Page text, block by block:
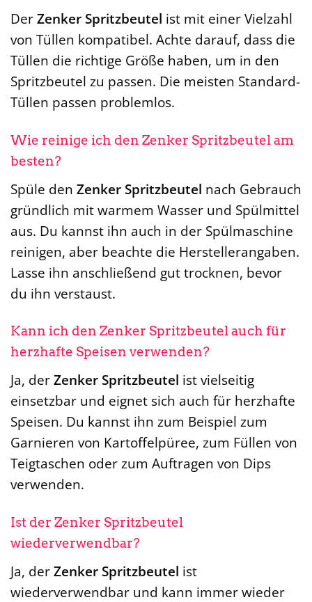
DerZenker Spritzbeutel ist mit einer Vielzahl
von Tüllen kompatibel. Achte darauf, dass die
Tüllen die richtige Größe haben, um in den
Spritzbeutel zu passen. Die meisten Standard-
Tüllen passen problemlos.
Wie reinige ich den Zenker Spritzbeutel am
besten?
Spüle den Zenker Spritzbeutel nach Gebrauch
gründlich mit warmem Wasser und Spülmittel
aus. Du kannst ihn auch in der Spülmaschine
reinigen, aber beachte die Herstellerangaben.
Lasse ihn anschließend gut trocknen, bevor
du ihn verstaust.
Kann ich den Zenker Spritzbeutel auch für
herzhafte Speisen verwenden?
Ja, derZenker Spritzbeutel ist vielseitig
einsetzbar und eignet sich auch für herzhafte
Speisen. Du kannst ihn zum Beispiel zum
Garnieren von Kartoffelpüree, zum Füllen von
Teigtaschen oder zum Auftragen von Dips
verwenden.
Ist der Zenker Spritzbeutel
wiederverwendbar?
Ja, derZenker Spritzbeutel ist
wiederverwendbar und kann immer wieder